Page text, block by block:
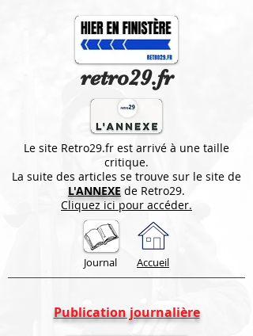
retro29.fr
Le site Retro29.fr est arrivé à une taille
critique.
La suite des articles se trouve sur le site de
L'ANNEXE de Retro29.
Cliquez ici pour accéder.
Journal Accueil
Publication journalière